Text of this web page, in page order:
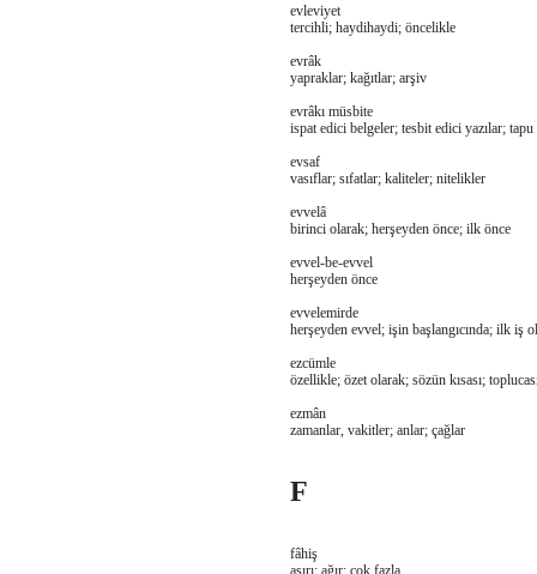
evleviyet
tercihli; haydihaydi; öncelikle
evrâk
yapraklar; kağıtlar; arşiv
evrâkı müsbite
ispat edici belgeler; tesbit edici yazılar;
evsaf
vasıflar; sıfatlar; kaliteler; nitelikler
evvelâ
birinci olarak; herşeyden önce; ilk önce
evvel-be-evvel
herşeyden önce
evvelemirde
herşeyden evvel; işin başlangıcında; ilk iş
ezcümle
özellikle; özet olarak; sözün kısası;
ezmân
zamanlar, vakitler; anlar; çağlar
F
fâhiş
aşırı; ağır; çok fazla